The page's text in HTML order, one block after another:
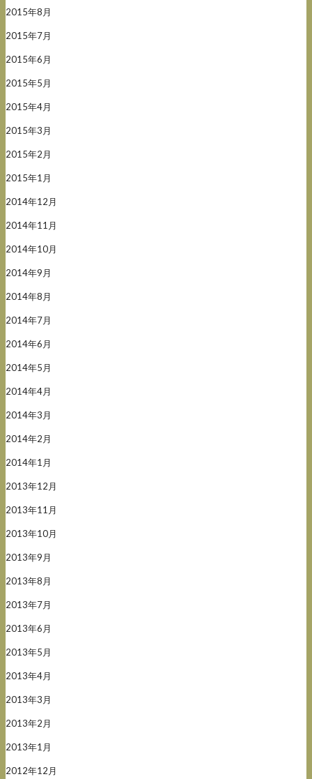
2015年8月
2015年7月
2015年6月
2015年5月
2015年4月
2015年3月
2015年2月
2015年1月
2014年12月
2014年11月
2014年10月
2014年9月
2014年8月
2014年7月
2014年6月
2014年5月
2014年4月
2014年3月
2014年2月
2014年1月
2013年12月
2013年11月
2013年10月
2013年9月
2013年8月
2013年7月
2013年6月
2013年5月
2013年4月
2013年3月
2013年2月
2013年1月
2012年12月